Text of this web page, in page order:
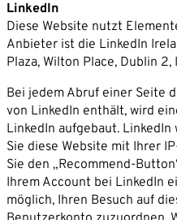
LinkedIn
Diese Website nutzt
Anbieter ist die LinkedIn
Plaza, Wilton Place, Dublin 2,
Bei jedem Abruf einer Seite
von LinkedIn enthält, wird
LinkedIn aufgebaut.
Sie diese Website mit Ihrer
Sie den „Recommend-
Ihrem Account bei LinkedIn
möglich, Ihren Besuch auf